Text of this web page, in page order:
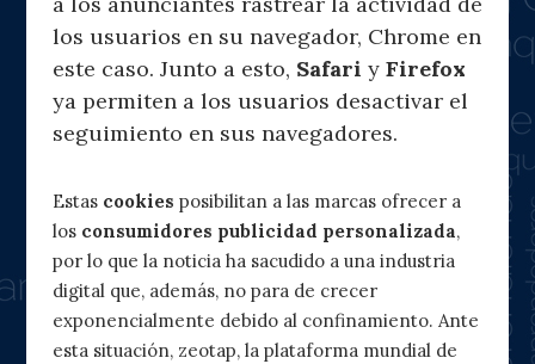
los usuarios en su navegador, Chrome en
este caso. Junto a esto, Safari y Firefox
ya permiten a los usuarios desactivar el
seguimiento en sus navegadores.
Estas cookies posibilitan a las marcas ofrecer a
los consumidores publicidad personalizada,
por lo que la noticia ha sacudido a una industria
digital que, además, no para de crecer
exponencialmente debido al confinamiento. Ante
esta situación, zeotap, la plataforma mundial de